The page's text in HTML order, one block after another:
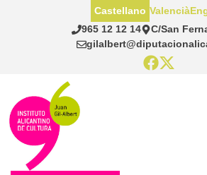
965 12 12 14
C/San
Castellano Valencià